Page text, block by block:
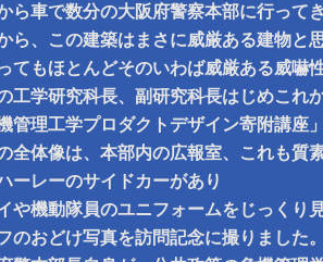
ら車で数分の大阪府警察本部に行って
ら、この建築はまさに威厳ある建物と
てもほとんどそのいわば威厳ある威嚇
工学研究科長、副研究科長はじめこれ
機管理工学プロダクトデザイン寄附講座
全体像は、本部内の広報室、これも質
ーレーのサイドカーがあり
や機動隊員のユニフォームをじっくり
のおどけ写真を訪問記念に撮りました